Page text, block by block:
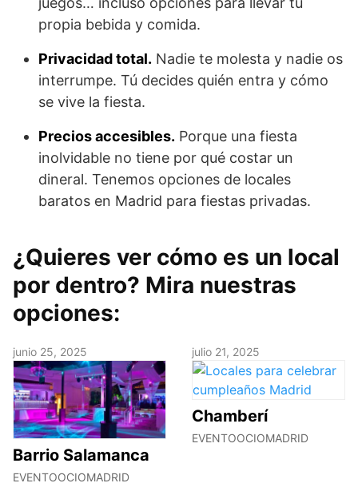
propia bebida y comida.
Privacidad total. Nadie te molesta y nadie os
interrumpe. Tú decides quién entra y cómo
se vive la fiesta.
Precios accesibles. Porque una fiesta
inolvidable no tiene por qué costar un
dineral. Tenemos opciones de locales
baratos en Madrid para fiestas privadas.
¿Quieres ver cómo es un local
por dentro? Mira nuestras
opciones:
junio 25, 2025
Barrio Salamanca
EVENTOOCIOMADRID
julio 21, 2025
Chamberí
EVENTOOCIOMADRID